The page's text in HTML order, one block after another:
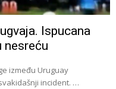
Ispucana
nesreću
između Uruguay
incident. …